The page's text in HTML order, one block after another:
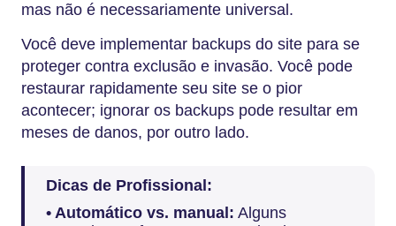
mas não é necessariamente universal.
Você deve implementar backups do site para se
proteger contra exclusão e invasão. Você pode
restaurar rapidamente seu site se o pior
acontecer; ignorar os backups pode resultar em
meses de danos, por outro lado.
Dicas de Profissional:
• Automático vs. manual: Alguns